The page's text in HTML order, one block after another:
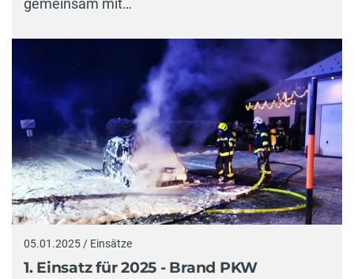
gemeinsam mit…
05.01.2025 / Einsätze
1. Einsatz für 2025 - Brand PKW